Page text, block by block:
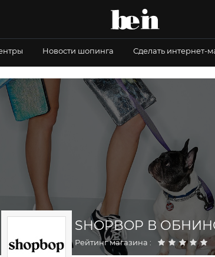
Новости шопинга Сделать интернет-
SHOPBOP В
Рейтинг магазина :